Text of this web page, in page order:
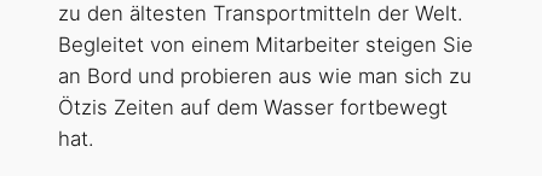
zu den ältesten Transportmitteln der Welt.
Begleitet von einem Mitarbeiter steigen Sie
an Bord und probieren aus wie man sich zu
Ötzis Zeiten auf dem Wasser fortbewegt
hat.